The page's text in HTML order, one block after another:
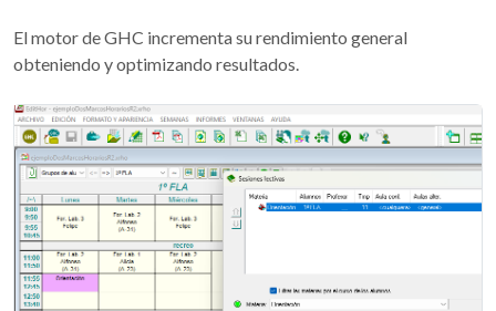
El motor de GHC incrementa su rendimiento general
obteniendo y optimizando resultados.